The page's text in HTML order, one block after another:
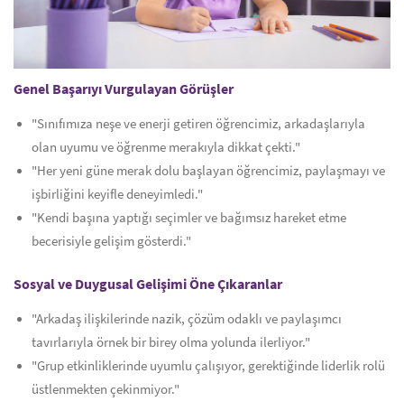
Genel Başarıyı Vurgulayan Görüşler
"Sınıfımıza neşe ve enerji getiren öğrencimiz, arkadaşlarıyla
olan uyumu ve öğrenme merakıyla dikkat çekti."
"Her yeni güne merak dolu başlayan öğrencimiz, paylaşmayı ve
işbirliğini keyifle deneyimledi."
"Kendi başına yaptığı seçimler ve bağımsız hareket etme
becerisiyle gelişim gösterdi."
Sosyal ve Duygusal Gelişimi Öne Çıkaranlar
"Arkadaş ilişkilerinde nazik, çözüm odaklı ve paylaşımcı
tavırlarıyla örnek bir birey olma yolunda ilerliyor."
"Grup etkinliklerinde uyumlu çalışıyor, gerektiğinde liderlik rolü
üstlenmekten çekinmiyor."